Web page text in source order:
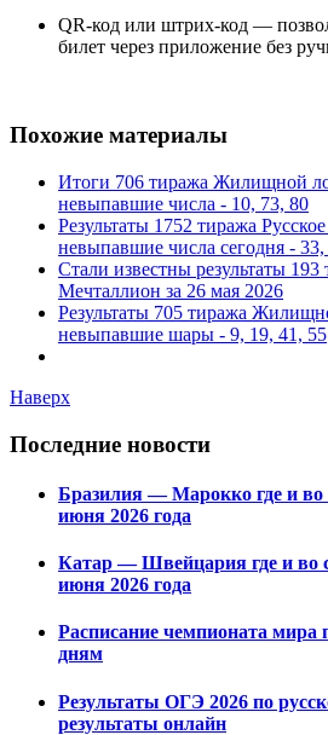
QR‑код или штрих‑код —
билет через приложение без
Похожие материалы
Итоги 706 тиража Жилищной
невыпавшие числа - 10, 73, 80
Результаты 1752 тиража
невыпавшие числа сегодня -
Стали известны результаты 193
Мечталлион за 26 мая 2026
Результаты 705 тиража
невыпавшие шары - 9, 19, 41, 55
Наверх
Последние новости
Бразилия — Марокко где и во
июня 2026 года
Катар — Швейцария где и во
июня 2026 года
Расписание чемпионата мира
дням
Результаты ОГЭ 2026 по
результаты онлайн